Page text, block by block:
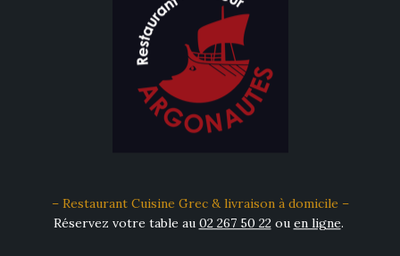
– Restaurant Cuisine Grec & livraison à domicile –
Réservez votre table au 02 267 50 22ou en ligne.